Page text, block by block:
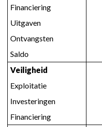
Financiering
Uitgaven
Ontvangsten
Saldo
Veiligheid
Exploitatie
Investeringen
Financiering